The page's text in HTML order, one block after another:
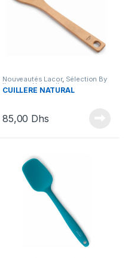
Nouveautés Lacor, Sélection By
Ihssane,Ustensiles
CUILLÈRE NATURAL
85,00 Dhs